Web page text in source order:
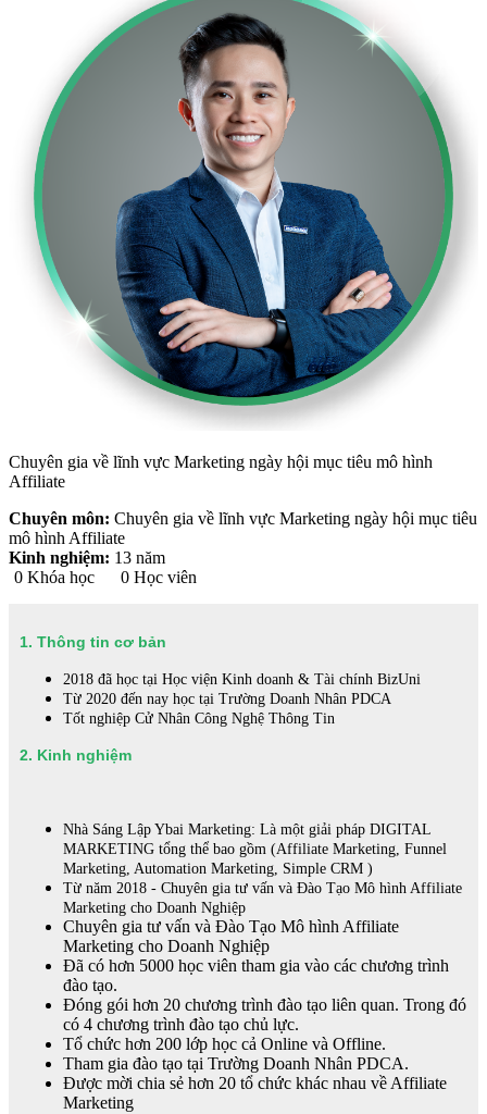
Chuyên gia về lĩnh vực Marketing ngày hội mục tiêu mô hình
Affiliate
Chuyên môn: Chuyên gia về lĩnh vực Marketing ngày hội mục tiêu
mô hình Affiliate
Kinh nghiệm: 13 năm
0 Khóa học 0 Học viên
1. Thông tin cơ bản
2018 đã học tại Học viện Kinh doanh & Tài chính BizUni
Từ 2020 đến nay học tại Trường Doanh Nhân PDCA
Tốt nghiệp Cử Nhân Công Nghệ Thông Tin
2. Kinh nghiệm
Nhà Sáng Lập Ybai Marketing: Là một giải pháp DIGITAL
MARKETING tổng thể bao gồm (Affiliate Marketing, Funnel
Marketing, Automation Marketing, Simple CRM )
Từ năm 2018 - Chuyên gia tư vấn và Đào Tạo Mô hình Affiliate
Marketing cho Doanh Nghiệp
Chuyên gia tư vấn và Đào Tạo Mô hình Affiliate
Marketing cho Doanh Nghiệp
Đã có hơn 5000 học viên tham gia vào các chương trình
đào tạo.
Đóng gói hơn 20 chương trình đào tạo liên quan. Trong đó
có 4 chương trình đào tạo chủ lực.
Tổ chức hơn 200 lớp học cả Online và Offline.
Tham gia đào tạo tại Trường Doanh Nhân PDCA.
Được mời chia sẻ hơn 20 tổ chức khác nhau về Affiliate
Marketing